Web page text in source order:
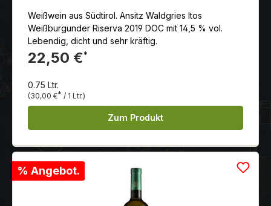
Weißwein aus Südtirol. Ansitz Waldgries Itos
Weißburgunder Riserva 2019 DOC mit 14,5 % vol.
Lebendig, dicht und sehr kräftig.
22,50 €*
0.75 Ltr.
(30,00 €* / 1 Ltr.)
Zum Produkt
% Angebot.